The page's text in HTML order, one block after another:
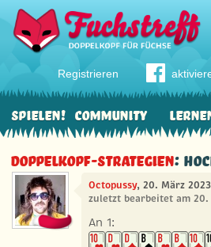
Registrieren
Community
Spielen!
Doppelkopf-Strategien:
Octopussy, 20. März
zuletzt bearbeitet am 20.
An 1: